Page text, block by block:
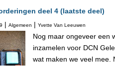
deel 4 (laatste deel)
| Algemeen | Yvette Van Leeuwen
Nog maar ongeveer een
inzamelen voor DCN
wat maken we veel mee.